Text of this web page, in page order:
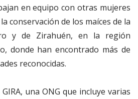
en equipo con otras mujeres
conservación de los maíces de la
y de Zirahuén, en la región
donde han encontrado más de
reconocidas.
una ONG que incluye varias